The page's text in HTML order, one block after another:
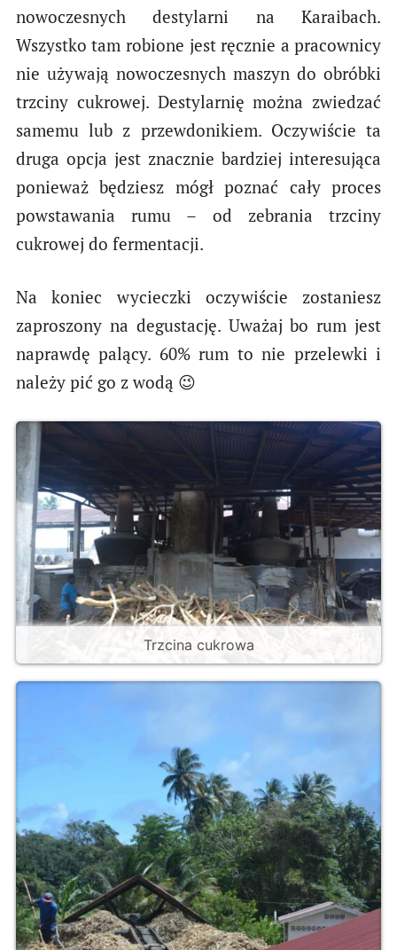
nowoczesnych destylarni na Karaibach.
Wszystko tam robione jest ręcznie a pracownicy
nie używają nowoczesnych maszyn do obróbki
trzciny cukrowej. Destylarnię można zwiedzać
samemu lub z przewdonikiem. Oczywiście ta
druga opcja jest znacznie bardziej interesująca
ponieważ będziesz mógł poznać cały proces
powstawania rumu – od zebrania trzciny
cukrowej do fermentacji.
Na koniec wycieczki oczywiście zostaniesz
zaproszony na degustację. Uważaj bo rum jest
naprawdę palący. 60% rum to nie przelewki i
należy pić go z wodą 😉
Trzcina cukrowa